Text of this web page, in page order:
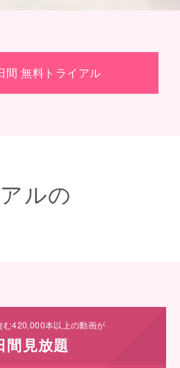
間 無料トライアル
ルの
む420,000本以上の動画が
間見放題